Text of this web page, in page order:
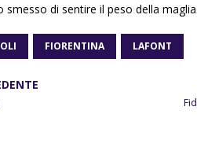
di sentire il peso della maglia.
FIORENTINA LAFONT